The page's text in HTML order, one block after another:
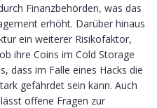
Finanzbehörden, was das
erhöht. Darüber hinaus
ein weiterer Risikofaktor,
ihre Coins im Cold Storage
dass im Falle eines Hacks die
gefährdet sein kann. Auch
offene Fragen zur